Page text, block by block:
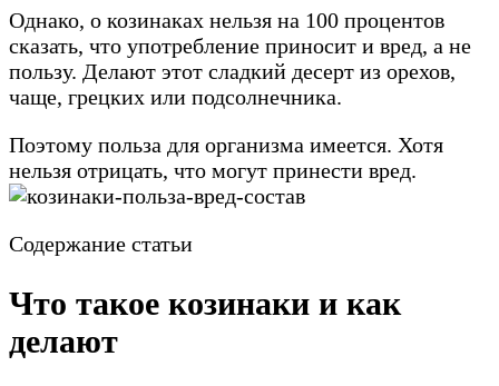
Однако, о козинаках нельзя на 100 процентов
сказать, что употребление приносит и вред, а не
пользу. Делают этот сладкий десерт из орехов,
чаще, грецких или подсолнечника.
Поэтому польза для организма имеется. Хотя
нельзя отрицать, что могут принести вред.
Содержание статьи
Что такое козинаки и как
делают